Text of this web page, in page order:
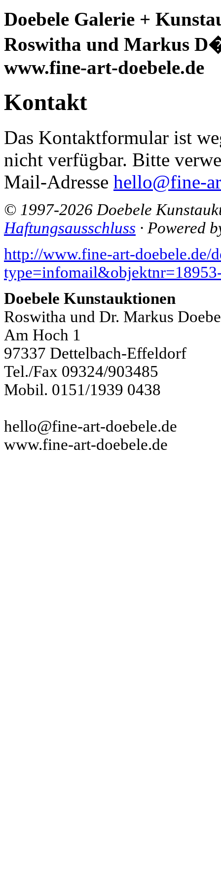
Doebele Galerie +
Roswitha und Markus
www.fine-art-doebele.de
Kontakt
Das Kontaktformular ist
nicht verfügbar. Bitte
Mail-Adresse hello@fine-
© 1997-2026 Doebele
Haftungsausschluss · Powered
http://www.fine-art-doebele.de/
Doebele Kunstauktionen
Roswitha und Dr. Markus
Am Hoch 1
97337 Dettelbach-Effeldorf
Tel./Fax 09324/903485
Mobil. 0151/1939 0438
hello@fine-art-doebele.de
www.fine-art-doebele.de